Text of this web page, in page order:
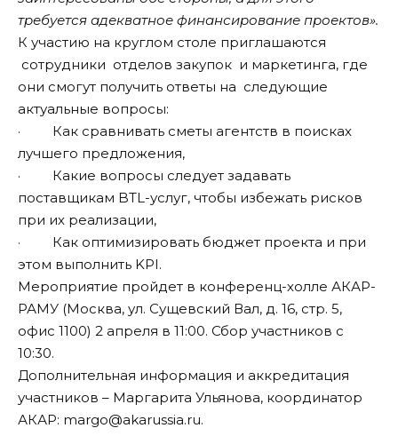
требуется адекватное финансирование проектов».
К участию на круглом столе приглашаются
сотрудники отделов закупок и маркетинга, где
они смогут получить ответы на следующие
актуальные вопросы:
· Как сравнивать сметы агентств в поисках
лучшего предложения,
· Какие вопросы следует задавать
поставщикам BTL-услуг, чтобы избежать рисков
при их реализации,
· Как оптимизировать бюджет проекта и при
этом выполнить KPI.
Мероприятие пройдет в конференц-холле АКАР-
РАМУ (Москва, ул. Сущевский Вал, д. 16, стр. 5,
офис 1100) 2 апреля в 11:00. Сбор участников с
10:30.
Дополнительная информация и аккредитация
участников – Маргарита Ульянова, координатор
АКАР: margo@akarussia.ru.